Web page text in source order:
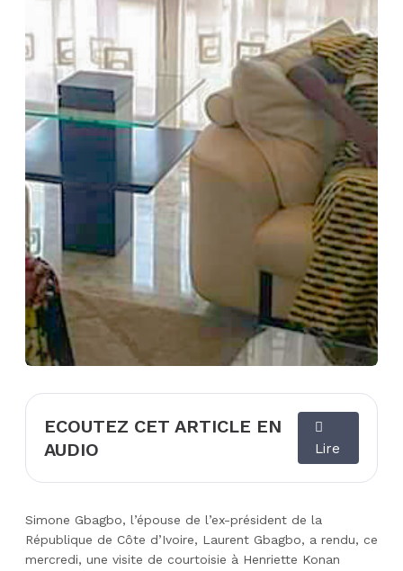
ECOUTEZ CET ARTICLE EN
AUDIO
Lire
Simone Gbagbo, l’épouse de l’ex-président de la
République de Côte d’Ivoire, Laurent Gbagbo, a rendu, ce
mercredi, une visite de courtoisie à Henriette Konan